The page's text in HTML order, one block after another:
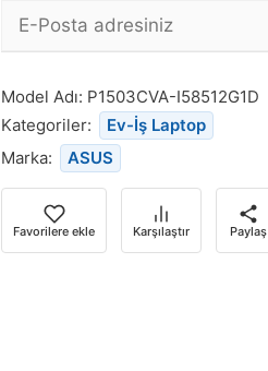
E-
ürün
stoğa
döndüğünde
bildirim
almak
için
e-
Model Adı: P1503CVA-I58512G1D
Kategoriler:
Ev-İş Laptop
Marka:
ASUS
Favorilere ekle Karşılaştır Paylaş